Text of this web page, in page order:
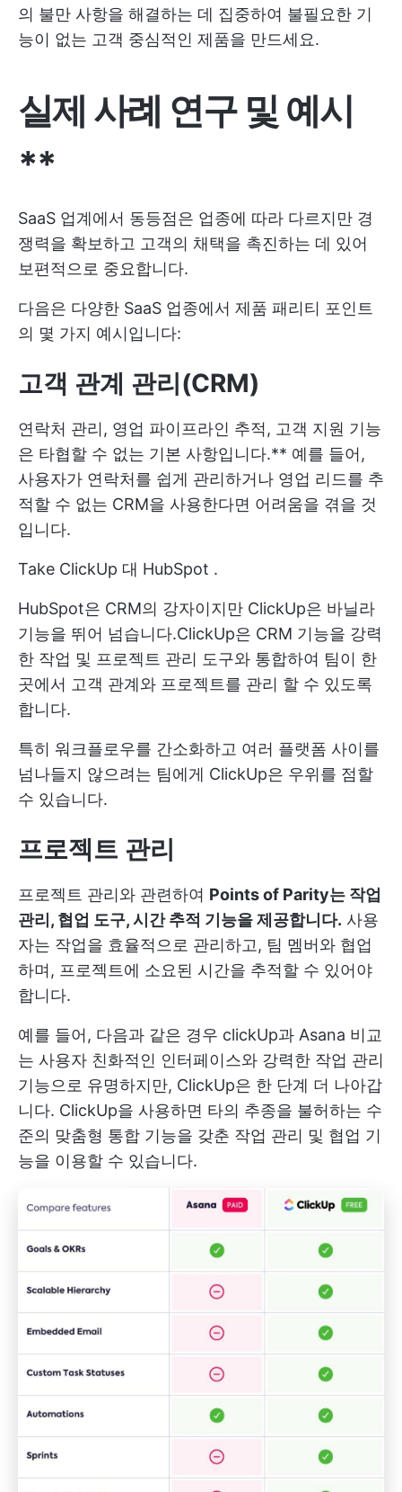
의 불만 사항을 해결하는 데 집중하여 불필요한 기
능이 없는 고객 중심적인 제품을 만드세요.
실제 사례 연구 및 예시
**
SaaS 업계에서 동등점은 업종에 따라 다르지만 경
쟁력을 확보하고 고객의 채택을 촉진하는 데 있어
보편적으로 중요합니다.
다음은 다양한 SaaS 업종에서 제품 패리티 포인트
의 몇 가지 예시입니다:
고객 관계 관리(CRM)
연락처 관리, 영업 파이프라인 추적, 고객 지원 기능
은 타협할 수 없는 기본 사항입니다.** 예를 들어,
사용자가 연락처를 쉽게 관리하거나 영업 리드를 추
적할 수 없는 CRM을 사용한다면 어려움을 겪을 것
입니다.
Take ClickUp 대 HubSpot .
HubSpot은 CRM의 강자이지만 ClickUp은 바닐라
기능을 뛰어 넘습니다.ClickUp은 CRM 기능을 강력
한 작업 및 프로젝트 관리 도구와 통합하여 팀이 한
곳에서 고객 관계와 프로젝트를 관리 할 수 있도록
합니다.
특히 워크플로우를 간소화하고 여러 플랫폼 사이를
넘나들지 않으려는 팀에게 ClickUp은 우위를 점할
수 있습니다.
프로젝트 관리
프로젝트 관리와 관련하여 Points of Parity는 작업
관리, 협업 도구, 시간 추적 기능을 제공합니다. 사용
자는 작업을 효율적으로 관리하고, 팀 멤버와 협업
하며, 프로젝트에 소요된 시간을 추적할 수 있어야
합니다.
예를 들어, 다음과 같은 경우 clickUp과 Asana 비교
는 사용자 친화적인 인터페이스와 강력한 작업 관리
기능으로 유명하지만, ClickUp은 한 단계 더 나아갑
니다. ClickUp을 사용하면 타의 추종을 불허하는 수
준의 맞춤형 통합 기능을 갖춘 작업 관리 및 협업 기
능을 이용할 수 있습니다.